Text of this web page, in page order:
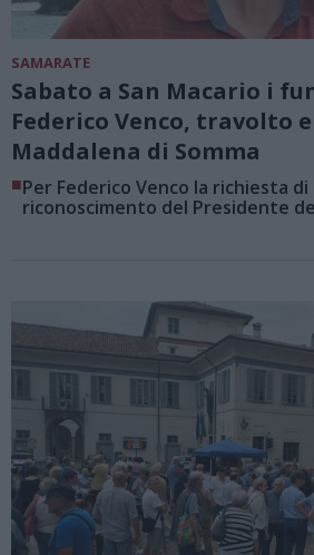
SAMARATE
Sabato a San Macario i
Federico Venco, travolto e
Maddalena di Somma
■Per Federico Venco la richiesta di
riconoscimento del Presidente